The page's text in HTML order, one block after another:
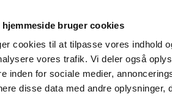
hjemmeside bruger cookies
cookies til at tilpasse vores indhold
vores trafik. Vi deler også
inden for sociale medier,
disse data med andre